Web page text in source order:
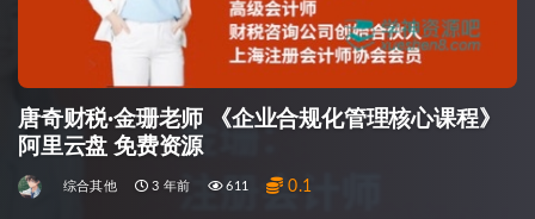
唐奇财税·金珊老师 《企业合规化管理核心课程》
阿里云盘 免费资源
综合其他 3 年前 611 0.1